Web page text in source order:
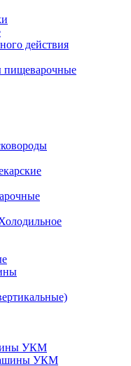
действия
пищеварочные
УКМ